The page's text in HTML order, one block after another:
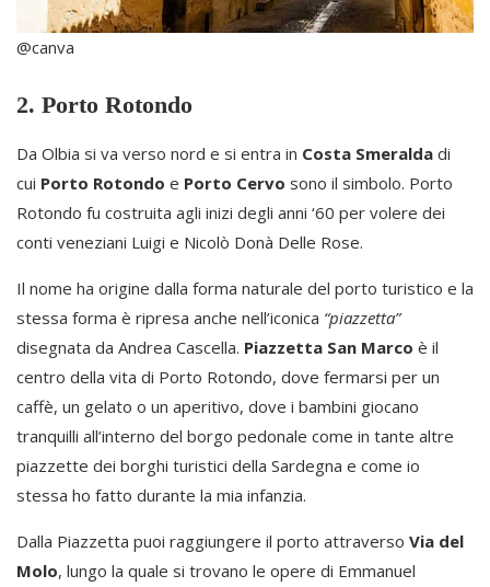
@canva
2. Porto Rotondo
Da Olbia si va verso nord e si entra in Costa Smeralda di
cui Porto Rotondo e Porto Cervo sono il simbolo. Porto
Rotondo fu costruita agli inizi degli anni ‘60 per volere dei
conti veneziani Luigi e Nicolò Donà Delle Rose.
Il nome ha origine dalla forma naturale del porto turistico e la
stessa forma è ripresa anche nell’iconica “piazzetta”
disegnata da Andrea Cascella. Piazzetta San Marco è il
centro della vita di Porto Rotondo, dove fermarsi per un
caffè, un gelato o un aperitivo, dove i bambini giocano
tranquilli all’interno del borgo pedonale come in tante altre
piazzette dei borghi turistici della Sardegna e come io
stessa ho fatto durante la mia infanzia.
Dalla Piazzetta puoi raggiungere il porto attraverso Via del
Molo, lungo la quale si trovano le opere di Emmanuel